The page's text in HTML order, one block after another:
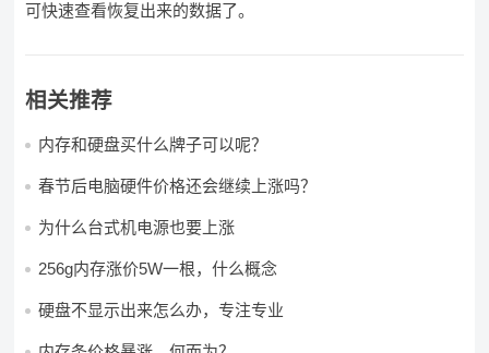
可快速查看恢复出来的数据了。
相关推荐
内存和硬盘买什么牌子可以呢？
春节后电脑硬件价格还会继续上涨吗？
为什么台式机电源也要上涨
256g内存涨价5W一根，什么概念
硬盘不显示出来怎么办，专注专业